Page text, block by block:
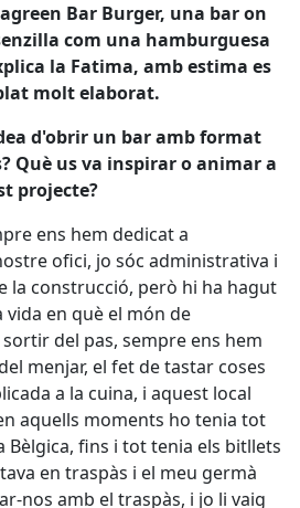
Bar Burger, una bar on
com una hamburguesa
la Fatima, amb estima es
molt elaborat.
d'obrir un bar amb format
Què us va inspirar o animar a
projecte?
ens hem dedicat a
ofici, jo sóc administrativa i
la construcció, però hi ha hagut
en què el món de
del pas, sempre ens hem
menjar, el fet de tastar coses
a la cuina, i aquest local
aquells moments ho tenia tot
fins i tot tenia els bitllets
en traspàs i el meu germà
nos amb el traspàs, i jo li vaig